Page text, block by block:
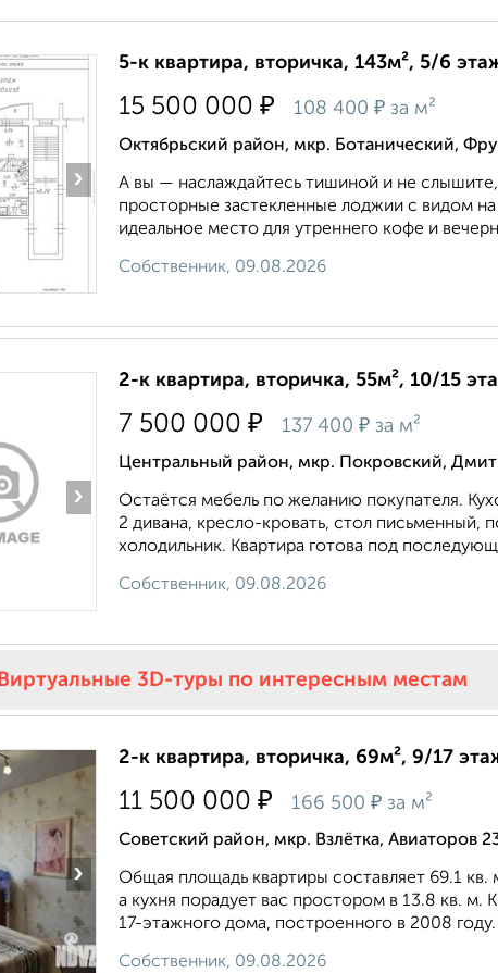
›
5-к квартира, вторичка, 143м², 5/6
15 500 000 ₽ 108 400 ₽ за м²
Октябрьский район, мкр. Ботанический,
А вы — наслаждайтесь тишиной и не
просторные застекленные лоджии с видом
идеальное место для утреннего кофе и
Собственник, 09.08.2026
›
2-к квартира, вторичка, 55м², 10/15
7 500 000 ₽ 137 400 ₽ за м²
Центральный район, мкр. Покровский,
Остаётся мебель по желанию покупателя.
2 дивана, кресло-кровать, стол письменный,
холодильник. Квартира готова под
Собственник, 09.08.2026
Виртуальные 3D-туры по интересным местам
›
2-к квартира, вторичка, 69м², 9/17
11 500 000 ₽ 166 500 ₽ за м²
Советский район, мкр. Взлётка, Авиаторов
Общая площадь квартиры составляет 69.1
а кухня порадует вас простором в 13.8 кв. м.
17-этажного дома, построенного в 2008
Собственник, 09.08.2026